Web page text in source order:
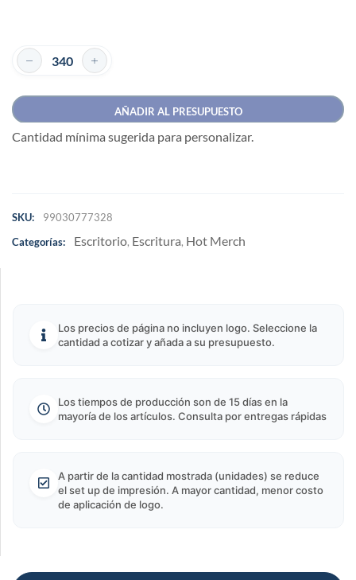
AÑADIR AL PRESUPUESTO
Cantidad mínima sugerida para personalizar.
SKU:
99030777328
Categorías:
Escritorio, Escritura, Hot Merch
Los precios de página no incluyen logo. Seleccione la
cantidad a cotizar y añada a su presupuesto.
Los tiempos de producción son de 15 días en la
mayoría de los artículos. Consulta por entregas rápidas
A partir de la cantidad mostrada (unidades) se reduce
el set up de impresión. A mayor cantidad, menor costo
de aplicación de logo.